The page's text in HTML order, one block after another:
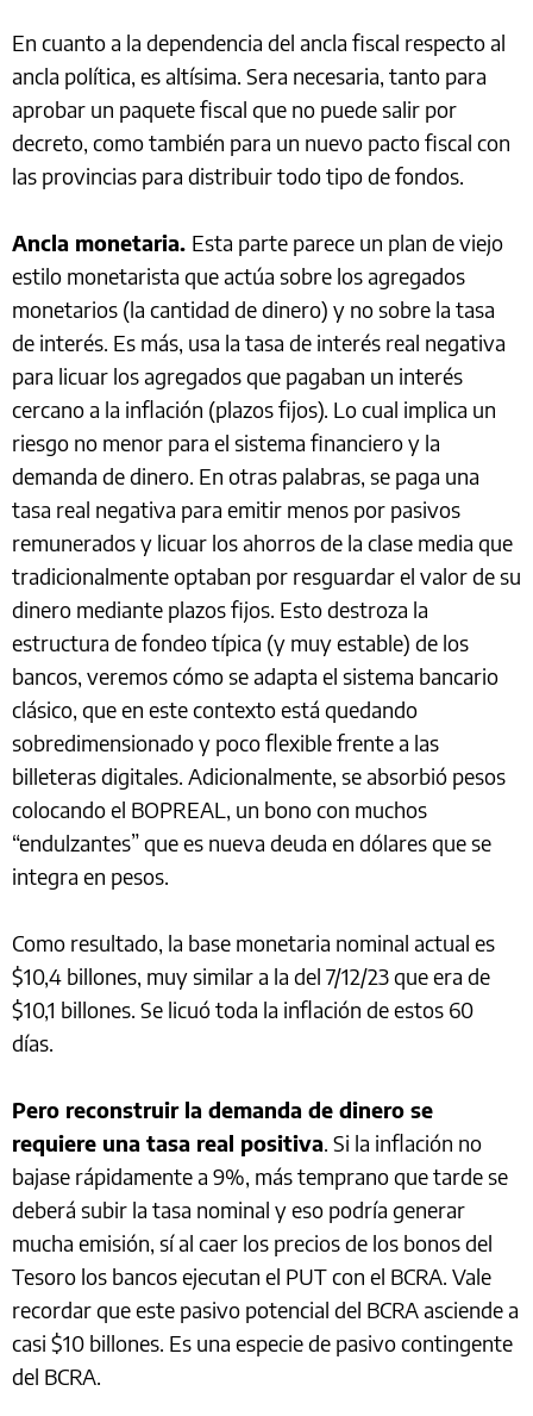
En cuanto a la dependencia del ancla fiscal respecto al
ancla política, es altísima. Sera necesaria, tanto para
aprobar un paquete fiscal que no puede salir por
decreto, como también para un nuevo pacto fiscal con
las provincias para distribuir todo tipo de fondos.
Ancla monetaria. Esta parte parece un plan de viejo
estilo monetarista que actúa sobre los agregados
monetarios (la cantidad de dinero) y no sobre la tasa
de interés. Es más, usa la tasa de interés real negativa
para licuar los agregados que pagaban un interés
cercano a la inflación (plazos fijos). Lo cual implica un
riesgo no menor para el sistema financiero y la
demanda de dinero. En otras palabras, se paga una
tasa real negativa para emitir menos por pasivos
remunerados y licuar los ahorros de la clase media que
tradicionalmente optaban por resguardar el valor de su
dinero mediante plazos fijos. Esto destroza la
estructura de fondeo típica (y muy estable) de los
bancos, veremos cómo se adapta el sistema bancario
clásico, que en este contexto está quedando
sobredimensionado y poco flexible frente a las
billeteras digitales. Adicionalmente, se absorbió pesos
colocando el BOPREAL, un bono con muchos
“endulzantes” que es nueva deuda en dólares que se
integra en pesos.
Como resultado, la base monetaria nominal actual es
$10,4 billones, muy similar a la del 7/12/23 que era de
$10,1 billones. Se licuó toda la inflación de estos 60
días.
Pero reconstruir la demanda de dinero se
requiere una tasa real positiva. Si la inflación no
bajase rápidamente a 9%, más temprano que tarde se
deberá subir la tasa nominal y eso podría generar
mucha emisión, sí al caer los precios de los bonos del
Tesoro los bancos ejecutan el PUT con el BCRA. Vale
recordar que este pasivo potencial del BCRA asciende a
casi $10 billones. Es una especie de pasivo contingente
del BCRA.